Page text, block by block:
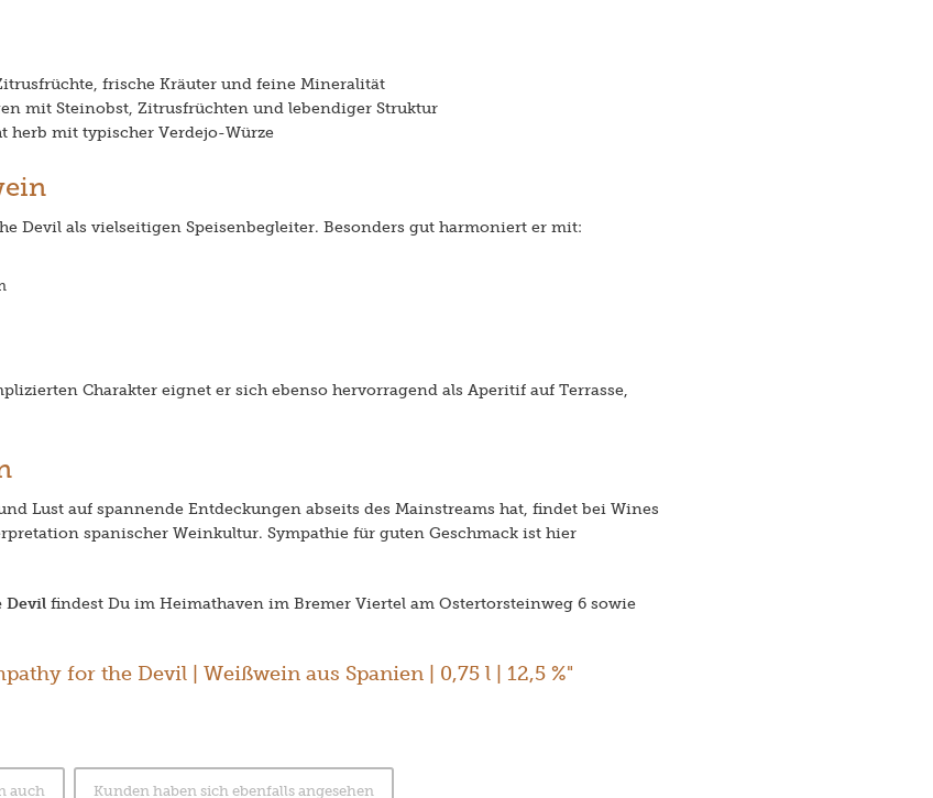
frische Kräuter und feine Mineralität
mit Steinobst, Zitrusfrüchten und lebendiger Struktur
mit typischer Verdejo-Würze
Devil als vielseitigen Speisenbegleiter. Besonders gut harmoniert er mit:
Charakter eignet er sich ebenso hervorragend als Aperitif auf Terrasse,
Lust auf spannende Entdeckungen abseits des Mainstreams hat, findet bei Wines
spanischer Weinkultur. Sympathie für guten Geschmack ist hier
Devil findest Du im Heimathaven im Bremer Viertel am Ostertorsteinweg 6 sowie
for the Devil | Weißwein aus Spanien | 0,75 l | 12,5 %"
auch Kunden haben sich ebenfalls angesehen